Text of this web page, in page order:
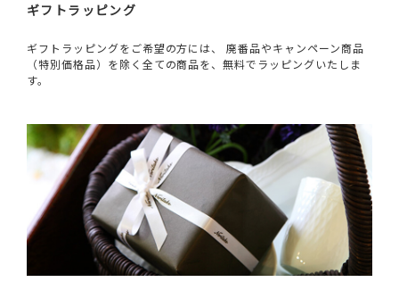
ギフトラッピング
ギフトラッピングをご希望の方には、 廃番品やキャンペーン商品
（特別価格品）を除く全ての商品を、無料でラッピングいたしま
す。